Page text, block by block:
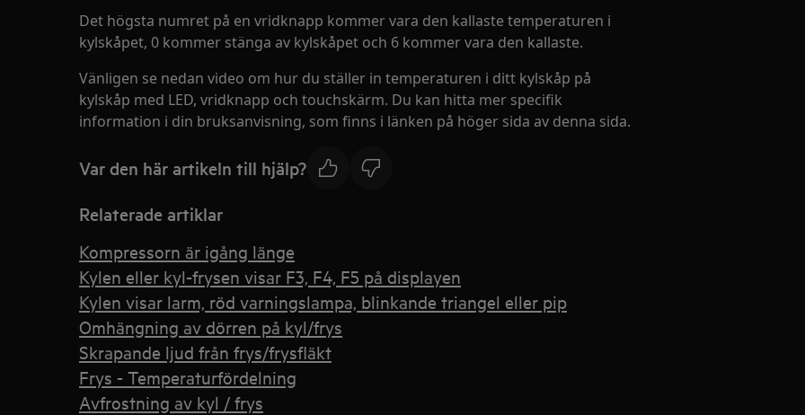
Det högsta numret på en vridknapp kommer vara den kallaste temperaturen i
kylskåpet, 0 kommer stänga av kylskåpet och 6 kommer vara den kallaste.
Vänligen se nedan video om hur du ställer in temperaturen i ditt kylskåp på
kylskåp med LED, vridknapp och touchskärm. Du kan hitta mer specifik
information i din bruksanvisning, som finns i länken på höger sida av denna sida.
Var den här artikeln till hjälp?
Relaterade artiklar
Kompressorn är igång länge
Kylen eller kyl-frysen visar F3, F4, F5 på displayen
Kylen visar larm, röd varningslampa, blinkande triangel eller pip
Omhängning av dörren på kyl/frys
Skrapande ljud från frys/frysfläkt
Frys - Temperaturfördelning
Avfrostning av kyl / frys